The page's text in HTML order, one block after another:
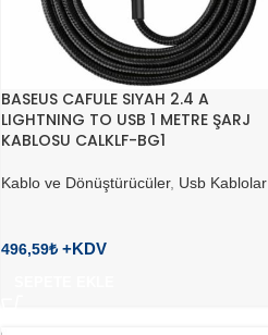
BASEUS CAFULE SIYAH 2.4 A
LIGHTNING TO USB 1 METRE ŞARJ
KABLOSU CALKLF-BG1
Kablo ve Dönüştürücüler, Usb Kablolar
496,59₺